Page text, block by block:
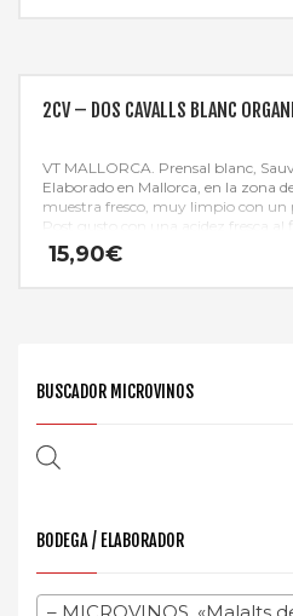
2CV – DOS CAVALLS BLANC
VT MALLORCA. Prensal blanc,
Elaborado en Mallorca, en la zona
muestra fresco, muy limpio con un
Post gusto con una acidez fresca al
15,90€
BUSCADOR MICROVINOS
BODEGA / ELABORADOR